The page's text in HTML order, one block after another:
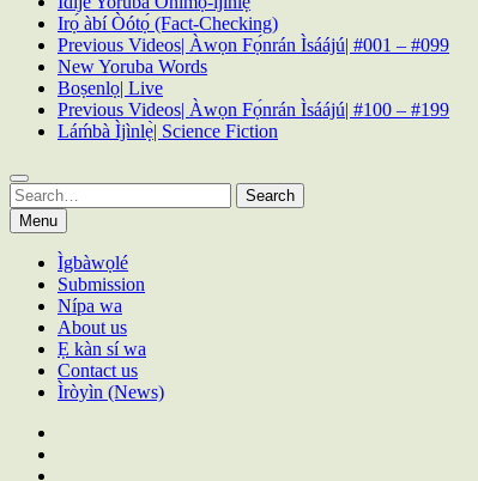
Irọ́ àbí Òótọ́ (Fact-Checking)
Previous Videos| Àwọn Fọ́nrán Ìsáájú| #001 – #099
New Yoruba Words
Boṣenlọ| Live
Previous Videos| Àwọn Fọ́nrán Ìsáájú| #100 – #199
Láḿbà Ìjìnlẹ̀| Science Fiction
Search
for:
Search
Menu
Ìgbàwọlé
Submission
Nípa wa
About us
Ẹ kàn sí wa
Contact us
Ìròyìn (News)